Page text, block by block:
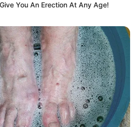
uşağa bunu etməyin! –
xəbərdarlıq
0
You An Erection At Any Age!